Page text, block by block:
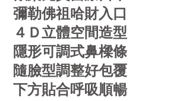
彌勒佛祖哈財入口
４Ｄ立體空間造型
隱形可調式鼻樑條
隨臉型調整好包覆
下方貼合呼吸順暢